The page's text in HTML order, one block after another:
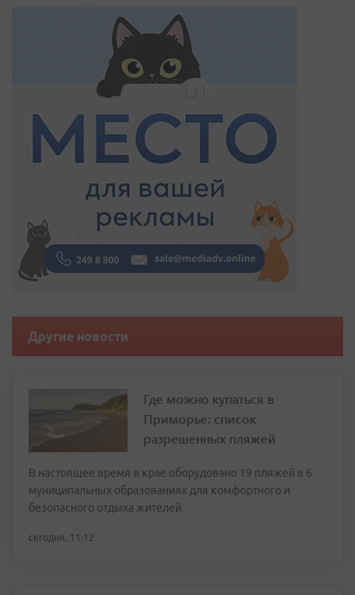
Другие новости
Где можно купаться в
Приморье: список
разрешенных пляжей
В настоящее время в крае оборудовано 19 пляжей в 6
муниципальных образованиях для комфортного и
безопасного отдыха жителей
сегодня, 11:12